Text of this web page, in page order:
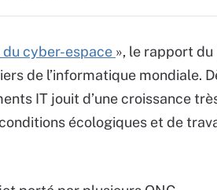
cyber-espace », le rapport
de l’informatique mondiale.
IT jouit d’une croissance
écologiques et de